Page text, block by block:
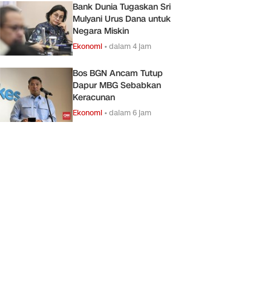
Bank Dunia Tugaskan Sri
Mulyani Urus Dana untuk
Negara Miskin
Ekonomi •dalam 4 jam
Bos BGN Ancam Tutup
Dapur MBG Sebabkan
Keracunan
Ekonomi •dalam 6 jam